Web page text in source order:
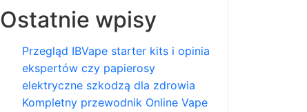
Ostatnie wpisy
Przegląd IBVape starter kits i opinia
ekspertów czy papierosy
elektryczne szkodzą dla zdrowia
Kompletny przewodnik Online Vape